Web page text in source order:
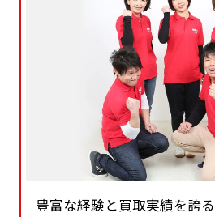
豊富な経験と買取実績を誇